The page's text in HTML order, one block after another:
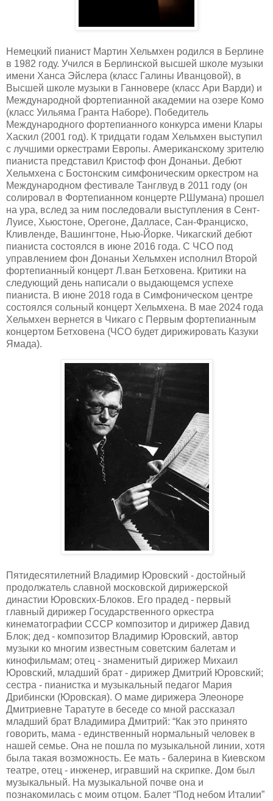
Немецкий пианист Мартин Хельмхен родился в Берлине
в 1982 году. Учился в Берлинской высшей школе музыки
имени Ханса Эйслера (класс Галины Иванцовой), в
Высшей школе музыки в Ганновере (класс Ари Варди) и
Международной фортепианной академии на озере Комо
(класс Уильяма Гранта Наборе). Победитель
Международного фортепианного конкурса имени Клары
Хаскил (2001 год). К тридцати годам Хельмхен выступил
с лучшими оркестрами Европы. Американскому зрителю
пианиста представил Кристоф фон Донаньи. Дебют
Хельмхена с Бостонским симфоническим оркестром на
Международном фестивале Танглвуд в 2011 году (он
солировал в Фортепианном концерте Р.Шумана) прошел
на ура, вслед за ним последовали выступления в Сент-
Луисе, Хьюстоне, Орегоне, Далласе, Сан-Франциско,
Кливленде, Вашингтоне, Нью-Йорке. Чикагский дебют
пианиста состоялся в июне 2016 года. С ЧСО под
управлением фон Донаньи Хельмхен исполнил Второй
фортепианный концерт Л.ван Бетховена. Критики на
следующий день написали о выдающемся успехе
пианиста. В июне 2018 года в Симфоническом центре
состоялся сольный концерт Хельмхена. В мае 2024 года
Хельмхен вернется в Чикаго с Первым фортепианным
концертом Бетховена (ЧСО будет дирижировать Казуки
Ямада).
Пятидесятилетний Владимир Юровский - достойный
продолжатель славной московской дирижерской
династии Юровских-Блоков. Его прадед - первый
главный дирижер Государственного оркестра
кинематографии СССР композитор и дирижер Давид
Блок; дед - композитор Владимир Юровский, автор
музыки ко многим известным советским балетам и
кинофильмам; отец - знаменитый дирижер Михаил
Юровский, младший брат - дирижер Дмитрий Юровский;
сестра - пианистка и музыкальный педагог Мария
Дрибински (Юровская). О маме дирижера Элеоноре
Дмитриевне Таратуте в беседе со мной рассказал
младший брат Владимира Дмитрий: “Как это принято
говорить, мама - единственный нормальный человек в
нашей семье. Она не пошла по музыкальной линии, хотя
была такая возможность. Ее мать - балерина в Киевском
театре, отец - инженер, игравший на скрипке. Дом был
музыкальный. На музыкальной почве она и
познакомилась с моим отцом. Балет “Под небом Италии”